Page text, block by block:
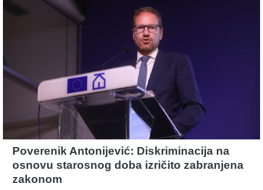
Poverenik Antonijević: Diskriminacija na
osnovu starosnog doba izričito zabranjena
zakonom